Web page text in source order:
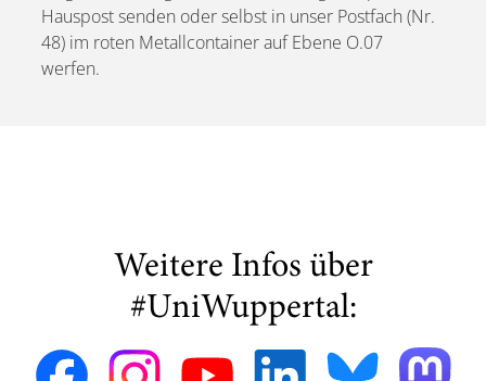
Hauspost senden oder selbst in unser Postfach (Nr.
48) im roten Metallcontainer auf Ebene O.07
werfen.
Weitere Infos über
#UniWuppertal: